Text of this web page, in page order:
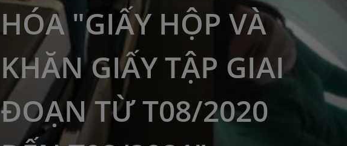
HÓA "GIẤY HỘP VÀ
KHĂN GIẤY TẬP GIAI
ĐOẠN TỪ T08/2020